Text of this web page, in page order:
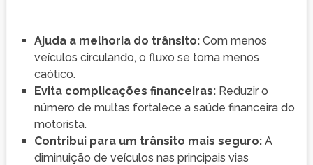
Ajuda a melhoria do trânsito:Com menos
veículos circulando, o fluxo se torna menos
caótico.
Evita complicações financeiras:Reduzir o
número de multas fortalece a saúde financeira do
motorista.
Contribui para um trânsito mais seguro:A
diminuição de veículos nas principais vias